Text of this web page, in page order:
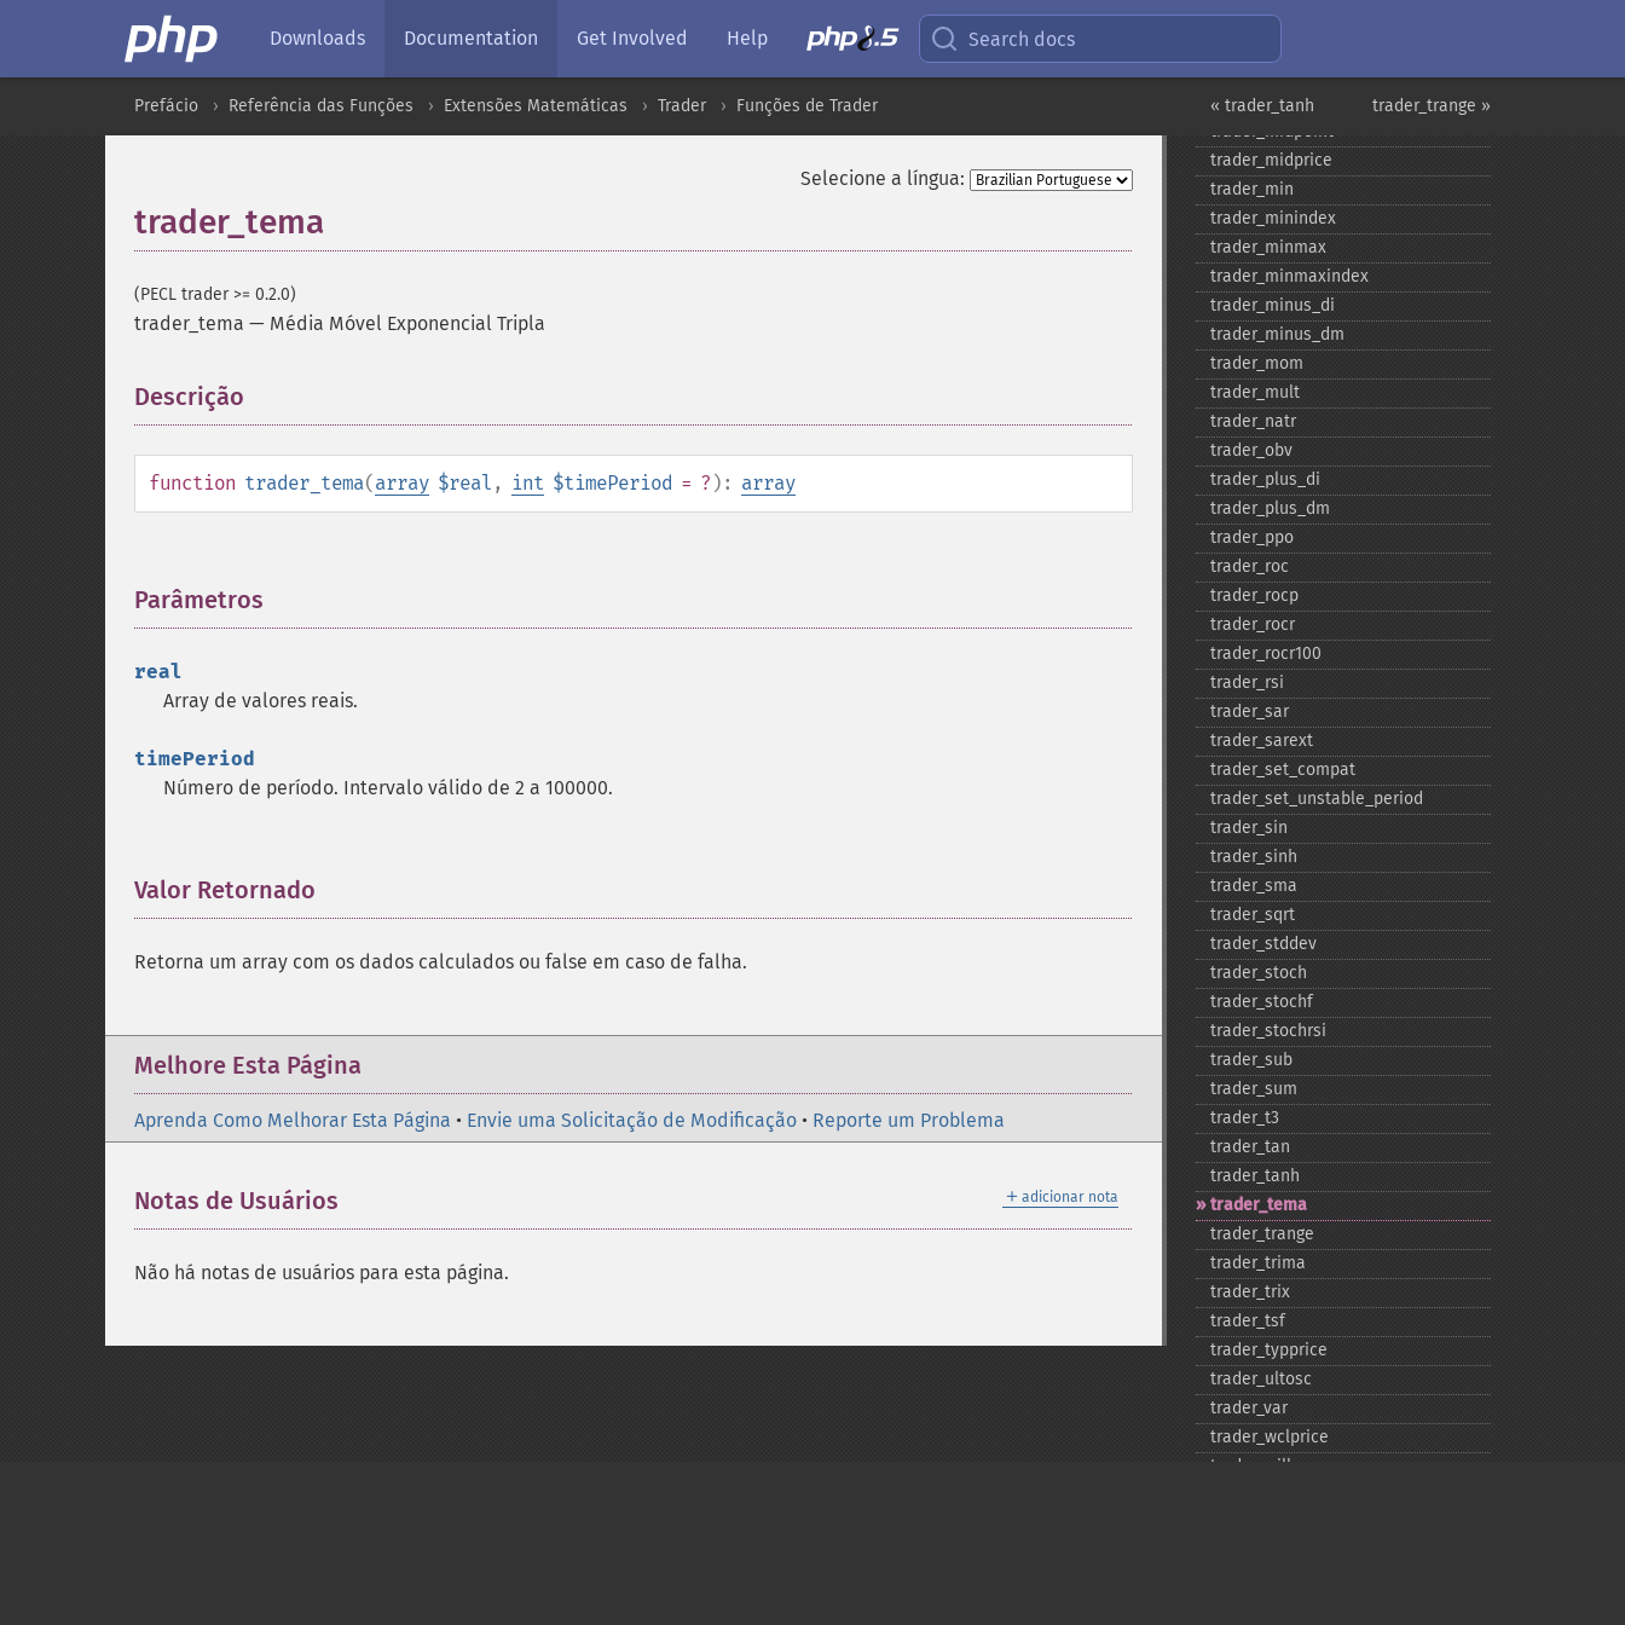
Downloads Documentation Get Involved Help Search docs
trader_trange »
« trader_tanh
Prefácio Referência das Funções Extensões Matemáticas Trader Funções de Trader
Selecione a língua:
trader_tema
(PECL trader >= 0.2.0)
trader_tema — Média Móvel Exponencial Tripla
Descrição
function trader_tema(array $real , int $timePeriod = ? ): array
Parâmetros
real
Array de valores reais.
timePeriod
Número de período. Intervalo válido de 2 a 100000.
Valor Retornado
Retorna um array com os dados calculados ou false em caso de falha.
Melhore Esta Página
Aprenda Como Melhorar Esta Página • Envie uma Solicitação de Modificação • Reporte um Problema
＋ adicionar nota
Notas de Usuários
Não há notas de usuários para esta página.
trader_​max
trader_​medprice
trader_​mfi
trader_​midpoint
trader_​midprice
trader_​min
trader_​minindex
trader_​minmax
trader_​minmaxindex
trader_​minus_​di
trader_​minus_​dm
trader_​mom
trader_​mult
trader_​natr
trader_​obv
trader_​plus_​di
trader_​plus_​dm
trader_​ppo
trader_​roc
trader_​rocp
trader_​rocr
trader_​rocr100
trader_​rsi
trader_​sar
trader_​sarext
trader_​set_​compat
trader_​set_​unstable_​period
trader_​sin
trader_​sinh
trader_​sma
trader_​sqrt
trader_​stddev
trader_​stoch
trader_​stochf
trader_​stochrsi
trader_​sub
trader_​sum
trader_​t3
trader_​tan
trader_​tanh
trader_​tema
trader_​trange
trader_​trima
trader_​trix
trader_​tsf
trader_​typprice
trader_​ultosc
trader_​var
trader_​wclprice
trader_​willr